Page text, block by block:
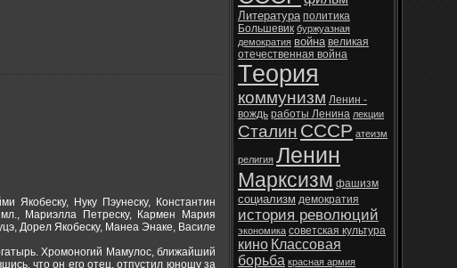
Якобеску, Нуку Пэунеску, Константин
мл., Мариэлла Петреску, Кармен Мария
Дорел Якобеску, Манеа Энаке, Василе
Хромоногий Мамулос, ближайший
что он его отец, отпустил юношу за
Литература политика
Большевик буржуазная
демократия война великая
отечественная война
Теория
коммунизм Ленин -
вождь работы Ленина лекции
Сталин СССР атеизм
религия Ленин
Марксизм фашизм
социализм демократия
история революций
экономика советская культура
кино Классовая
борьба красная армия